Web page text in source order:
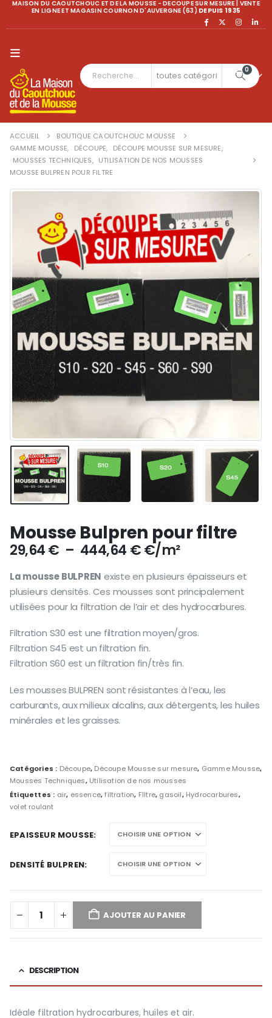
MAISON DU CAOUTCHOUC ET DE LA MOUSSE - DECOUPE SUR MESURE | VENTE
EN LIGNE ET MAGASIN COURNON D'AUVERGNE (63) DEPUIS 1935
0
ACCUEIL
BOUTIQUE CAOUTCHOUC MOUSSE
GAMME MOUSSE, DÉCOUPE, DÉCOUPE MOUSSE SUR MESURE,
MOUSSES TECHNIQUES, UTILISATION DE NOS MOUSSES
MOUSSE BULPREN POUR FILTRE
Mousse Bulpren pour filtre
29,64€ – 444,64 €Plage
de
prix :
29,64 €
à
444,64 €
€/m²
La mousse BULPREN existe en plusieurs épaisseurs et
plusieurs densités. Ces mousses sont principalement
utilisées pour la filtration de l’air et des hydrocarbures.
Filtration S30 est une filtration moyen/gros.
Filtration S45 est un filtration fin.
Filtration S60 est un filtration fin/très fin.
Les mousses BULPREN sont résistantes à l’eau, les
carburants, aux milieux alcalins, aux détergents, les huiles
minérales et les graisses.
Catégories : Découpe, Découpe Mousse sur mesure, Gamme Mousse,
Mousses Techniques, Utilisation de nos mousses
Étiquettes : air, essence,filtration, FIltre, gasoil, Hydrocarbures,
volet roulant
EPAISSEUR MOUSSE
DENSITÉ BULPREN
AJOUTER AU PANIER
DESCRIPTION
Idéale filtration hydrocarbures, huiles et air.